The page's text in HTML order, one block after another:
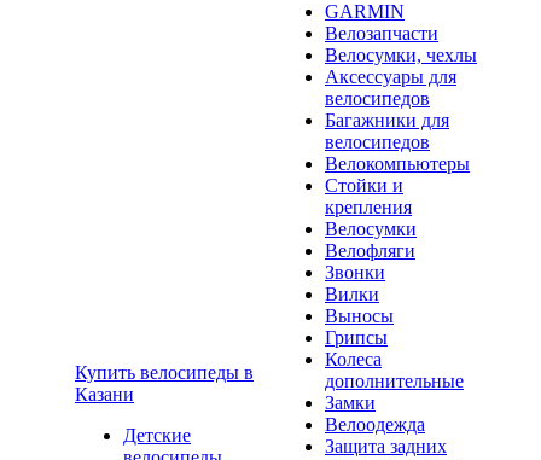
Купить велосипеды в
Казани
Детские
GARMIN
Велозапчасти
Велосумки, чехлы
Аксессуары для
велосипедов
Багажники для
велосипедов
Велокомпьютеры
Стойки и
крепления
Велосумки
Велофляги
Звонки
Вилки
Выносы
Грипсы
Колеса
дополнительные
Замки
Велоодежда
Защита задних